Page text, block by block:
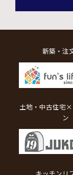
新築・注
土地・中古住宅×
ン